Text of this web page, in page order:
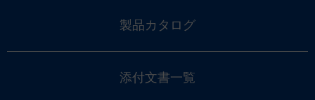
製品カタログ
添付文書一覧